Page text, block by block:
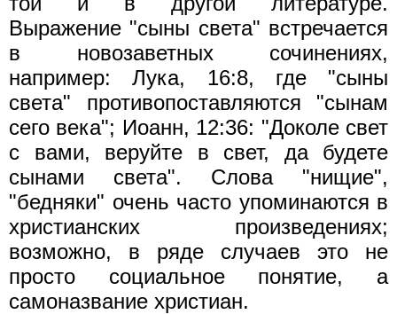
Выражение "сыны света" встречается
в новозаветных сочинениях,
например: Лука, 16:8, где "сыны
света" противопоставляются "сынам
сего века"; Иоанн, 12:36: "Доколе свет
с вами, веруйте в свет, да будете
сынами света". Слова "нищие",
"бедняки" очень часто упоминаются в
христианских произведениях;
возможно, в ряде случаев это не
просто социальное понятие, а
самоназвание христиан.